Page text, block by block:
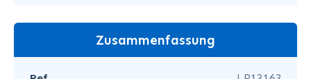
Zusammenfassung